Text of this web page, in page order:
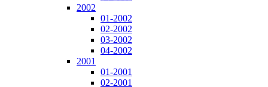
2002
01-2002
02-2002
03-2002
04-2002
2001
01-2001
02-2001